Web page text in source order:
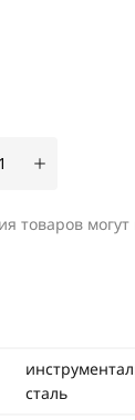
товаров
сталь